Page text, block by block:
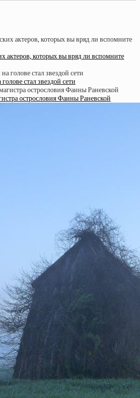
актеров, которых вы вряд ли вспомните
стал звездой сети
острословия Фаины Раневской